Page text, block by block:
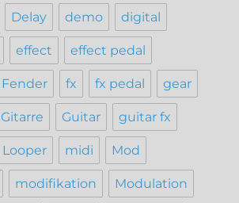
Delay demo digital
effect effect pedal
Fender fx fx pedal gear
Gitarre Guitar guitar fx
Looper midi Mod
modifikation Modulation